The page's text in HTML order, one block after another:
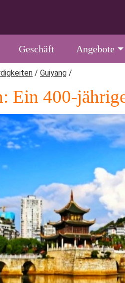
Geschäft Angebote
/ Guiyang /
Ein 400-